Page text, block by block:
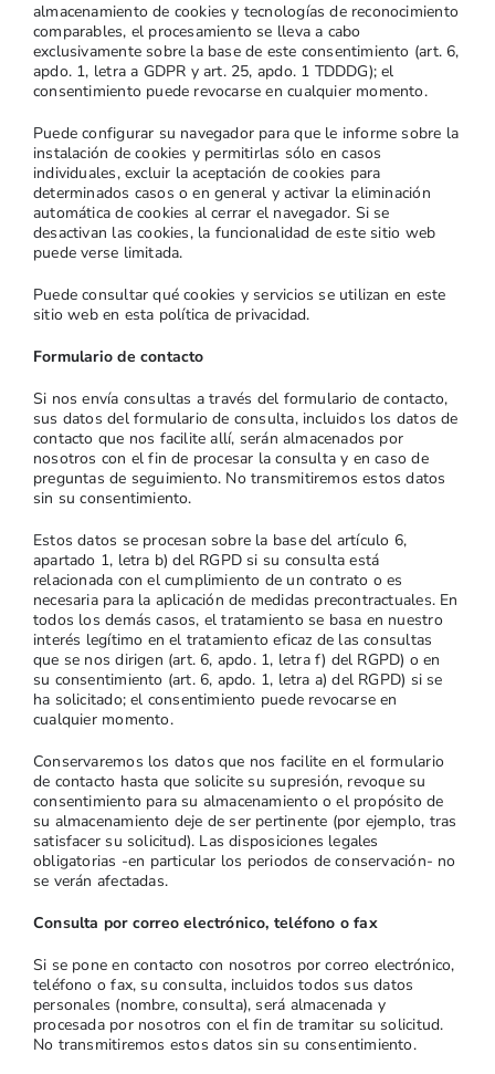
almacenamiento de cookies y tecnologías de reconocimiento
comparables, el procesamiento se lleva a cabo
exclusivamente sobre la base de este consentimiento (art. 6,
apdo. 1, letra a GDPR y art. 25, apdo. 1 TDDDG); el
consentimiento puede revocarse en cualquier momento.
Puede configurar su navegador para que le informe sobre la
instalación de cookies y permitirlas sólo en casos
individuales, excluir la aceptación de cookies para
determinados casos o en general y activar la eliminación
automática de cookies al cerrar el navegador. Si se
desactivan las cookies, la funcionalidad de este sitio web
puede verse limitada.
Puede consultar qué cookies y servicios se utilizan en este
sitio web en esta política de privacidad.
Formulario de contacto
Si nos envía consultas a través del formulario de contacto,
sus datos del formulario de consulta, incluidos los datos de
contacto que nos facilite allí, serán almacenados por
nosotros con el fin de procesar la consulta y en caso de
preguntas de seguimiento. No transmitiremos estos datos
sin su consentimiento.
Estos datos se procesan sobre la base del artículo 6,
apartado 1, letra b) del RGPD si su consulta está
relacionada con el cumplimiento de un contrato o es
necesaria para la aplicación de medidas precontractuales. En
todos los demás casos, el tratamiento se basa en nuestro
interés legítimo en el tratamiento eficaz de las consultas
que se nos dirigen (art. 6, apdo. 1, letra f) del RGPD) o en
su consentimiento (art. 6, apdo. 1, letra a) del RGPD) si se
ha solicitado; el consentimiento puede revocarse en
cualquier momento.
Conservaremos los datos que nos facilite en el formulario
de contacto hasta que solicite su supresión, revoque su
consentimiento para su almacenamiento o el propósito de
su almacenamiento deje de ser pertinente (por ejemplo, tras
satisfacer su solicitud). Las disposiciones legales
obligatorias -en particular los periodos de conservación- no
se verán afectadas.
Consulta por correo electrónico, teléfono o fax
Si se pone en contacto con nosotros por correo electrónico,
teléfono o fax, su consulta, incluidos todos sus datos
personales (nombre, consulta), será almacenada y
procesada por nosotros con el fin de tramitar su solicitud.
No transmitiremos estos datos sin su consentimiento.